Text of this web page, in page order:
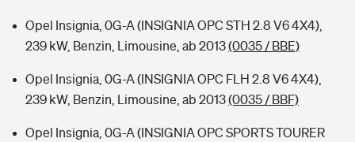
Opel Insignia, 0G-A (INSIGNIA OPC STH 2.8 V6 4X4),
239 kW, Benzin, Limousine, ab 2013(0035 / BBE)
Opel Insignia, 0G-A (INSIGNIA OPC FLH 2.8 V6 4X4),
239 kW, Benzin, Limousine, ab 2013(0035 / BBF)
Opel Insignia, 0G-A (INSIGNIA OPC SPORTS TOURER